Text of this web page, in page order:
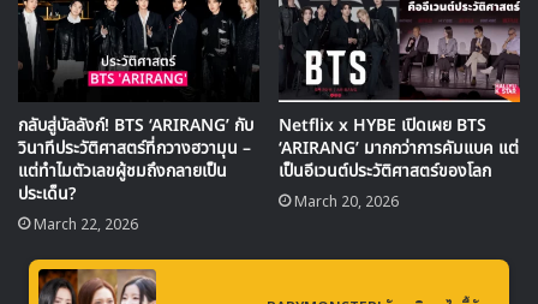
สุดท้ายแล้ว คิมฮยอนซู ได้พูดถึงความประทับใจที่เกิดขึ้นในฉาก
นี้ว่า
“มีบทที่ โอยุนฮี พูดกับ โรนา ในฉากว่า
ค่ะ รุ่นพี่ยูจิน แสดงฉากนั้นออกมาได้ถึงอารมณ์มากๆ จน